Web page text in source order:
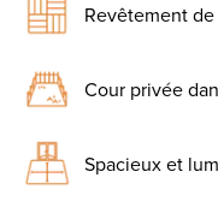
Revêtement
Cour privée
Spacieux et